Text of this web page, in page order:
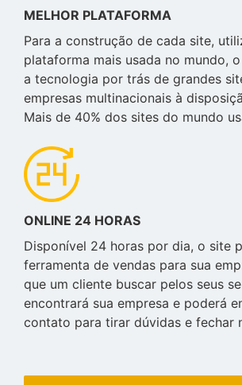
MELHOR PLATAFORMA
Para a construção de cada site,
plataforma mais usada no mundo, o
a tecnologia por trás de grandes
empresas multinacionais à
Mais de 40% dos sites do mundo
ONLINE 24 HORAS
Disponível 24 horas por dia, o site
ferramenta de vendas para sua
que um cliente buscar pelos seus
encontrará sua empresa e poderá
contato para tirar dúvidas e fechar